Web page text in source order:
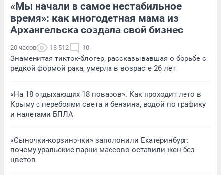
«Мы начали в самое нестабильное
время»: как многодетная мама из
Архангельска создала свой бизнес
20 часов 13 512 10
Знаменитая тикток-блогер, рассказывавшая о борьбе с
редкой формой рака, умерла в возрасте 26 лет
«На 18 отдыхающих 18 поваров». Как проходит лето в
Крыму с перебоями света и бензина, водой по графику
и налетами БПЛА
«Сыночки-корзиночки» заполонили Екатеринбург:
почему уральские парни массово оставили жен без
цветов